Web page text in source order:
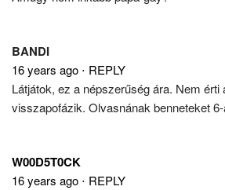
BANDI
16 years ago ⋅ REPLY
Látjátok, ez a népszerűség ára. Nem érti
visszapofázik. Olvasnának benneteket 6-
W00D5T0CK
16 years ago ⋅ REPLY